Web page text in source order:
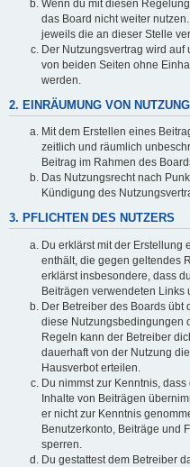
Wenn du mit diesen
das Board nicht weiter
jeweils die an dieser Stelle
Der Nutzungsvertrag wird
von beiden Seiten ohne
werden.
2. EINRÄUMUNG VON
Mit dem Erstellen eines
zeitlich und räumlich
Beitrag im Rahmen des
Das Nutzungsrecht nach
Kündigung des
3. PFLICHTEN DES NUTZERS
Du erklärst mit der Erstellung
enthält, die gegen geltendes
erklärst insbesondere, dass
Beiträgen verwendeten Links
Der Betreiber des Boards übt
diese Nutzungsbedingungen
Regeln kann der Betreiber
dauerhaft von der Nutzung
Hausverbot erteilen.
Du nimmst zur Kenntnis,
Inhalte von Beiträgen
er nicht zur Kenntnis
Benutzerkonto, Beiträge und
sperren.
Du gestattest dem Betreiber